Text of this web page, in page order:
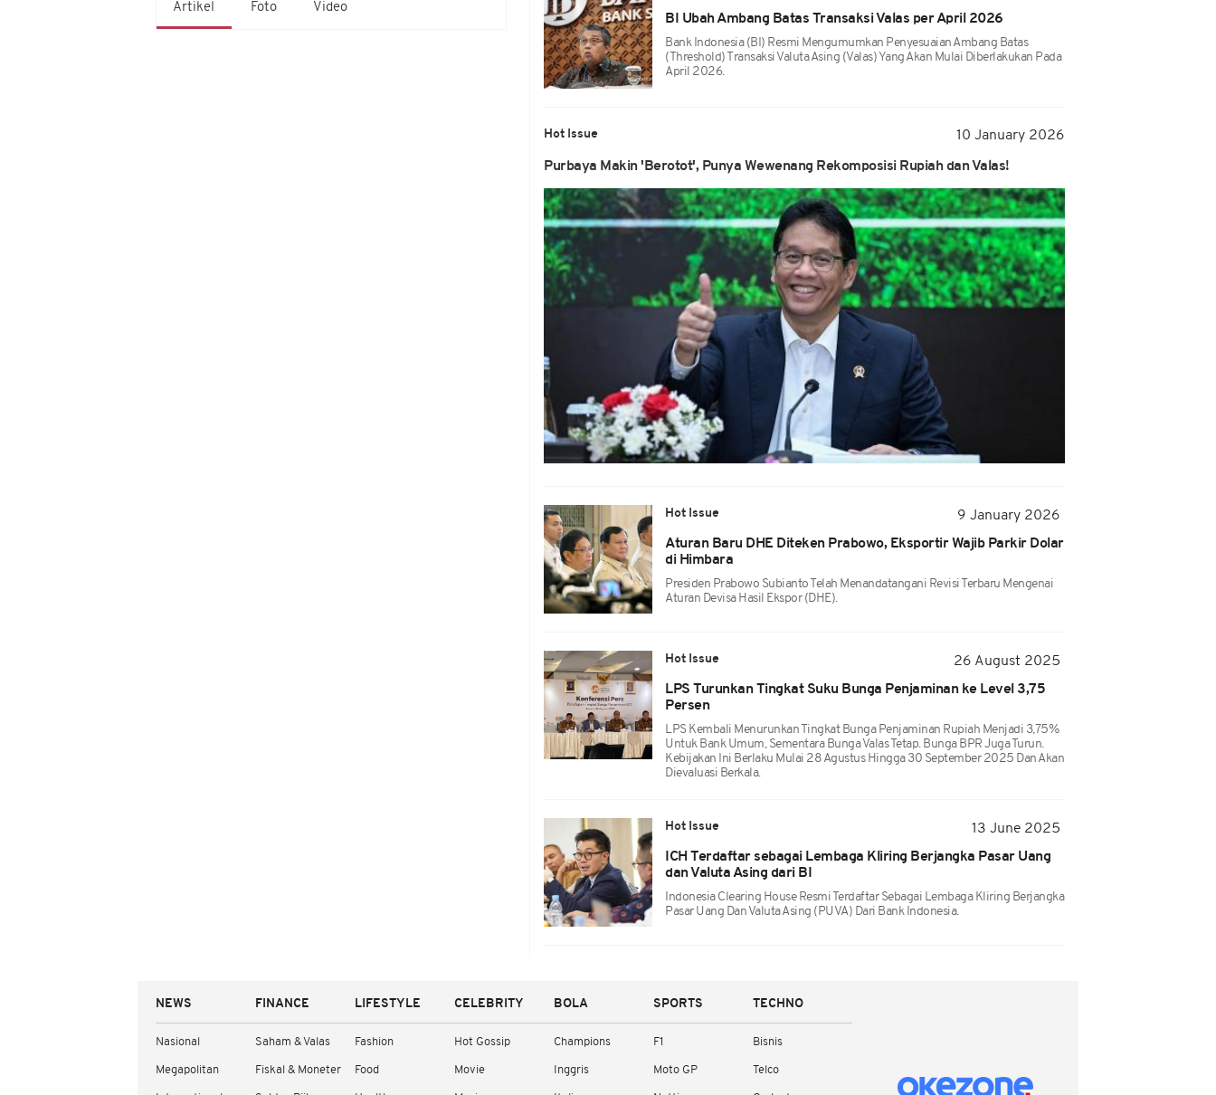
Artikel Foto Video
BI Ubah Ambang Batas Transaksi Valas per April 2026
Bank Indonesia (BI) Resmi Mengumumkan Penyesuaian Ambang Batas
(threshold) Transaksi Valuta Asing (valas) Yang Akan Mulai Diberlakukan Pada
April 2026.
Hot Issue 10 January 2026
Purbaya Makin 'Berotot', Punya Wewenang Rekomposisi Rupiah dan Valas!
Hot Issue
9 January 2026
Aturan Baru DHE Diteken Prabowo, Eksportir Wajib Parkir Dolar
di Himbara
Presiden Prabowo Subianto Telah Menandatangani Revisi Terbaru Mengenai
Aturan Devisa Hasil Ekspor (DHE).
Hot Issue
26 August 2025
LPS Turunkan Tingkat Suku Bunga Penjaminan ke Level 3,75
Persen
LPS Kembali Menurunkan Tingkat Bunga Penjaminan Rupiah Menjadi 3,75%
Untuk Bank Umum, Sementara Bunga Valas Tetap. Bunga BPR Juga Turun.
Kebijakan Ini Berlaku Mulai 28 Agustus Hingga 30 September 2025 Dan Akan
Dievaluasi Berkala.
Hot Issue
13 June 2025
ICH Terdaftar sebagai Lembaga Kliring Berjangka Pasar Uang
dan Valuta Asing dari BI
Indonesia Clearing House Resmi Terdaftar Sebagai Lembaga Kliring Berjangka
Pasar Uang Dan Valuta Asing (PUVA) Dari Bank Indonesia.
NEWS
Nasional
Megapolitan
FINANCE
Saham & Valas
Fiskal & Moneter
LIFESTYLE
Fashion
Food
CELEBRITY
Hot Gossip
Movie
BOLA
Champions
Inggris
SPORTS
F1
Moto GP
TECHNO
Bisnis
Telco